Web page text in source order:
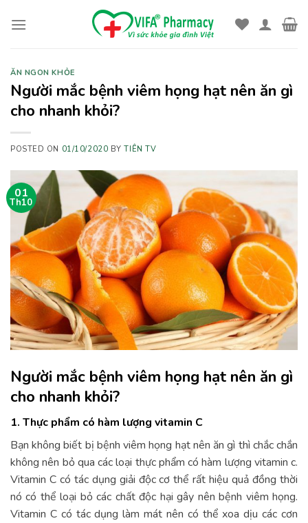
ĂN NGON KHỎE
Người mắc bệnh viêm họng hạt nên ăn gì
cho nhanh khỏi?
POSTED ON 01/10/2020 BYTIÊN TV
01
Th10
Người mắc bệnh viêm họng hạt nên ăn gì
cho nhanh khỏi?
1. Thực phẩm có hàm lượng vitamin C
Bạn không biết bị bệnh viêm họng hạt nên ăn gì thì chắc chắn
không nên bỏ qua các loại thực phẩm có hàm lượng vitamin c.
Vitamin C có tác dụng giải độc cơ thể rất hiệu quả đồng thời
nó có thể loại bỏ các chất độc hại gây nên bệnh viêm họng.
Vitamin C có tác dụng làm mát nên có thể xoa dịu các cơn